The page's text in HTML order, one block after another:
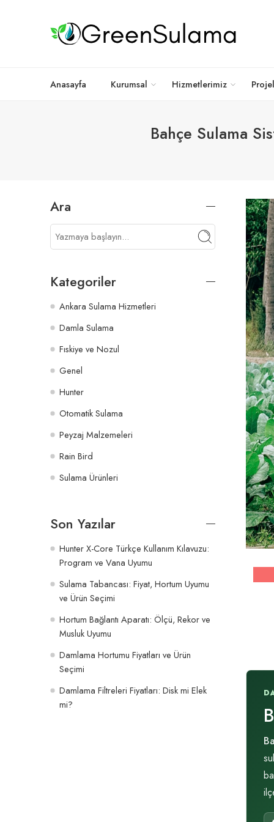
Anasayfa Kurumsal Hizmetlerimiz
Bahçe Sulama
Ara
Kategoriler
Ankara Sulama Hizmetleri
Damla Sulama
Fıskiye ve Nozul
Genel
Hunter
Otomatik Sulama
Peyzaj Malzemeleri
Rain Bird
Sulama Ürünleri
Son Yazılar
Hunter X-Core Türkçe Kullanım Kılavuzu:
Program ve Vana Uyumu
Sulama Tabancası: Fiyat, Hortum Uyumu
ve Ürün Seçimi
Hortum Bağlantı Aparatı: Ölçü, Rekor ve
Musluk Uyumu
Damlama Hortumu Fiyatları ve Ürün
Seçimi
Damlama Filtreleri Fiyatları: Disk mi Elek
mi?